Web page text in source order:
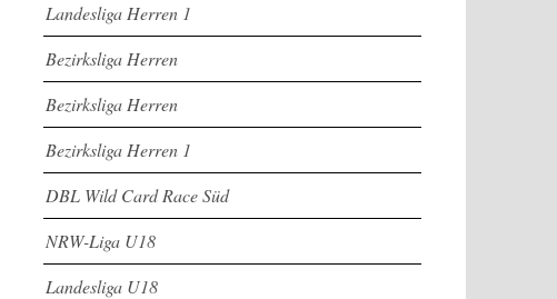
Landesliga Herren 1
Bezirksliga Herren
Bezirksliga Herren
Bezirksliga Herren 1
DBL Wild Card Race Süd
NRW-Liga U18
Landesliga U18